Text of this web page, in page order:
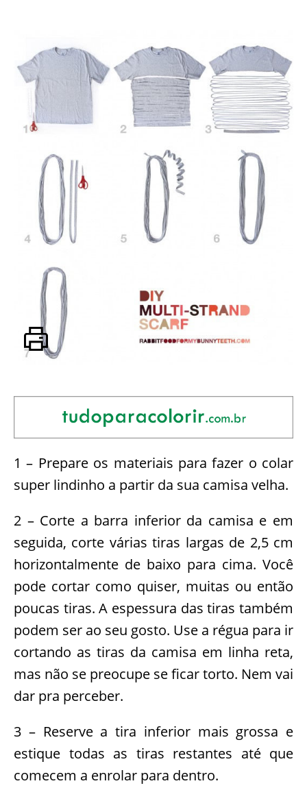
1 – Prepare os materiais para fazer o colar
super lindinho a partir da sua camisa velha.
2 – Corte a barra inferior da camisa e em
seguida, corte várias tiras largas de 2,5 cm
horizontalmente de baixo para cima. Você
pode cortar como quiser, muitas ou então
poucas tiras. A espessura das tiras também
podem ser ao seu gosto. Use a régua para ir
cortando as tiras da camisa em linha reta,
mas não se preocupe se ficar torto. Nem vai
dar pra perceber.
3 – Reserve a tira inferior mais grossa e
estique todas as tiras restantes até que
comecem a enrolar para dentro.